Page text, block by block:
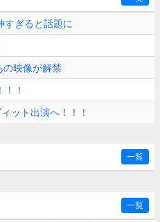
すぎると話題に
の映像が解禁
！
ット出演へ！！！
一覧
一覧